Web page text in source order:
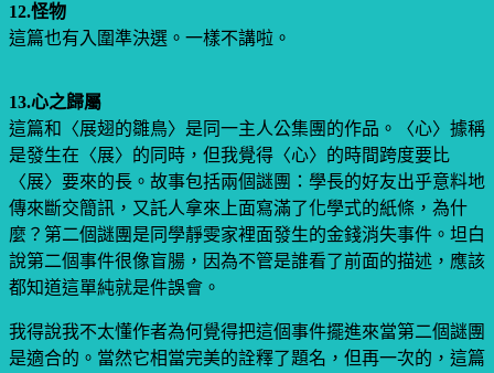
12.怪物
這篇也有入圍準決選。一樣不講啦。
13.心之歸屬
這篇和〈展翅的雛鳥〉是同一主人公集團的作品。〈心〉據稱
是發生在〈展〉的同時，但我覺得〈心〉的時間跨度要比
〈展〉要來的長。故事包括兩個謎團：學長的好友出乎意料地
傳來斷交簡訊，又託人拿來上面寫滿了化學式的紙條，為什
麼？第二個謎團是同學靜雯家裡面發生的金錢消失事件。坦白
說第二個事件很像盲腸，因為不管是誰看了前面的描述，應該
都知道這單純就是件誤會。
我得說我不太懂作者為何覺得把這個事件擺進來當第二個謎團
是適合的。當然它相當完美的詮釋了題名，但再一次的，這篇